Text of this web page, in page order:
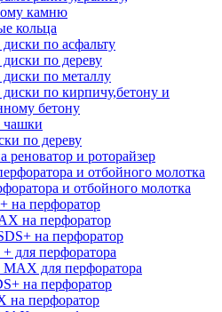
камню
кольца
по асфальту
по дереву
по металлу
по кирпичу,бетону и
бетону
чашки
по дереву
реноватор и роторайзер
и отбойного молотка
на перфоратор
на перфоратор
на перфоратор
для перфоратора
для перфоратора
на перфоратор
на перфоратор